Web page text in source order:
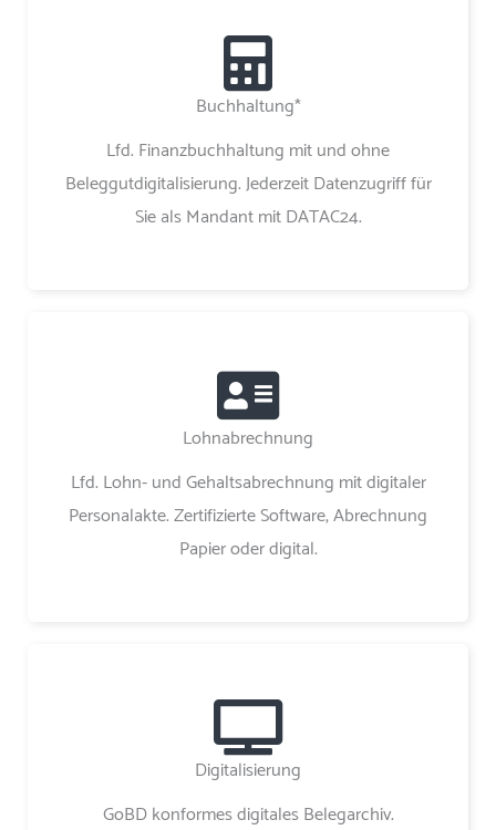
Buchhaltung*
Lfd. Finanzbuchhaltung mit und ohne
Beleggutdigitalisierung. Jederzeit Datenzugriff für
Sie als Mandant mit DATAC24.
Lohnabrechnung
Lfd. Lohn- und Gehaltsabrechnung mit digitaler
Personalakte. Zertifizierte Software, Abrechnung
Papier oder digital.
Digitalisierung
GoBD konformes digitales Belegarchiv.